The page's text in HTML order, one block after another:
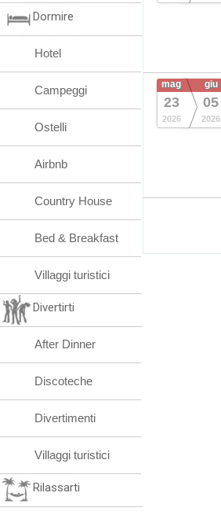
mag
23
2026
giu
05
2026
Dormire
Hotel
Campeggi
Ostelli
Airbnb
Country House
Bed & Breakfast
Villaggi turistici
Divertirti
After Dinner
Discoteche
Divertimenti
Villaggi turistici
Rilassarti